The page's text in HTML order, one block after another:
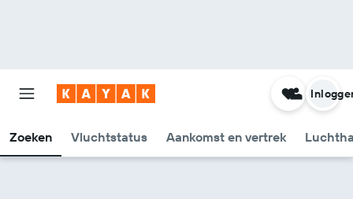
Zoeken Vluchtstatus Aankomst en vertrek